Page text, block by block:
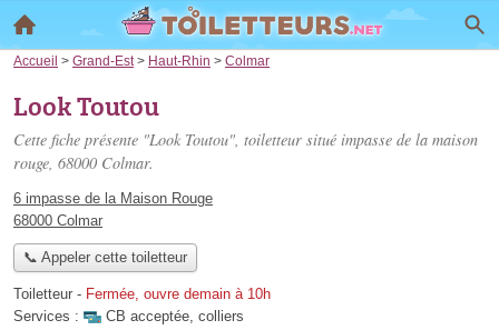
Accueil > Grand-Est > Haut-Rhin > Colmar
Look Toutou
Cette fiche présente "Look Toutou", toiletteur situé impasse de la maison
rouge, 68000 Colmar.
6 impasse de la Maison Rouge
68000 Colmar
📞 Appeler cette toiletteur
Toiletteur - Fermée, ouvre demain à 10h
Services :
CB acceptée, colliers